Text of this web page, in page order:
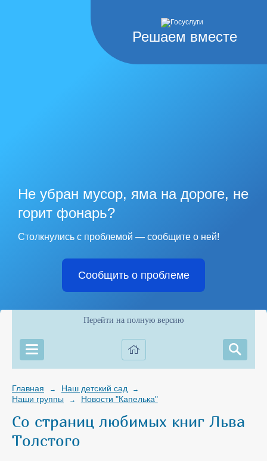
Решаем вместе
Не убран мусор, яма на дороге, не
горит фонарь?
Столкнулись с проблемой — сообщите о ней!
Сообщить о проблеме
Перейти на полную версию
Главная → Наш детский сад →
Наши группы → Новости "Капелька"
Со страниц любимых книг Льва
Толстого